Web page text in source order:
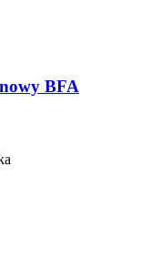
BFA